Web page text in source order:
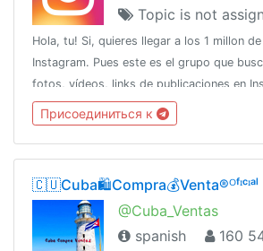
Topic is not
Hola, tu! Si, quieres llegar a los 1 millon
Instagram. Pues este es el grupo que
fotos, vídeos, links de publicaciones en
estrellato comienza ahora!!
Присоединиться к
🇨🇺Cuba🛍️Compra💰Venta®ᴼᶠᶦᶜᶦᵃˡ
@Cuba_Ventas
spanish
160